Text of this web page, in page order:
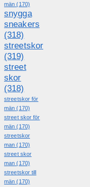
män (170)
snygga
sneakers
(318)
streetskor
(319)
street
skor
(318)
streetskor för
män (170)
street skor för
män (170)
streetskor
man (170)
street skor
man (170)
streetskor till
män (170)